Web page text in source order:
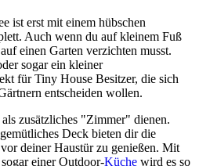
ist erst mit einem hübschen
Auch wenn du auf kleinem Fuß
einen Garten verzichten musst.
sogar ein kleiner
für Tiny House Besitzer, die sich
entscheiden wollen.
zusätzliches "Zimmer" dienen.
Deck bieten dir die
deiner Haustür zu genießen. Mit
einer Outdoor-Küche wird es so